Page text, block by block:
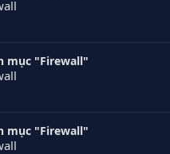
mục "Firewall"
mục "Firewall"